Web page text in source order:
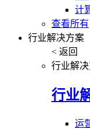
计
查看所有
行业解决方案
< 返回
行业解
行业
运